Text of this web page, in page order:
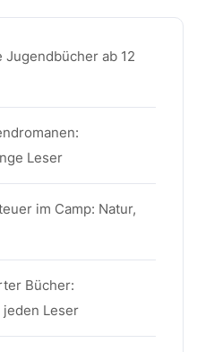
ab 12
Leser
im Camp: Natur,
Bücher:
Leser